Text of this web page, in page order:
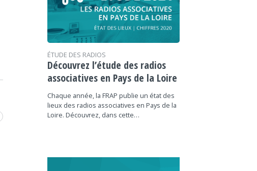
ÉTUDE DES RADIOS
Découvrez l’étude des radios
associatives en Pays de la Loire
Chaque année, la FRAP publie un état des
lieux des radios associatives en Pays de la
Loire. Découvrez, dans cette…